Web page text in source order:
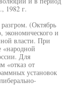
1982 г.
(Октябрь
экономического и
власти. При
«народной
Для
«отказ от
установок